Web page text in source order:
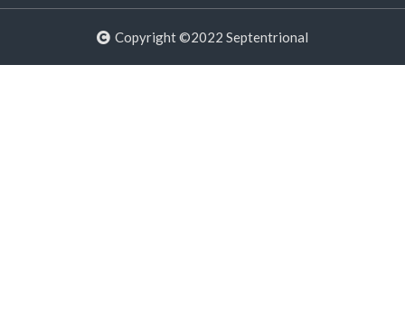
Copyright ©2022 Septentrional